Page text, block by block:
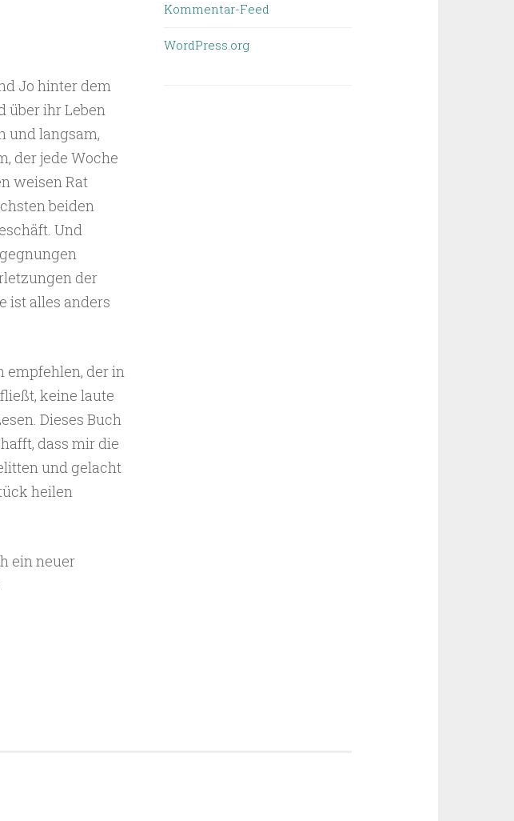
Jo hinter dem
über ihr Leben
und langsam,
der jede Woche
weisen Rat
beiden
Und
der
ist alles anders
empfehlen, der in
keine laute
Dieses Buch
dass mir die
und gelacht
heilen
ein neuer
Kommentar-Feed
WordPress.org